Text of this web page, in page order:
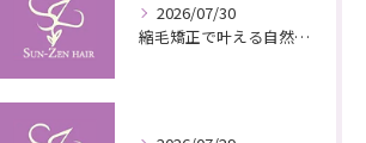
2026/07/30
縮毛矯正で叶える自然な艶としなやかさの秘訣